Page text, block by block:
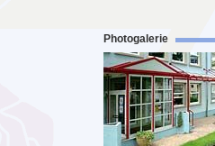
Photogalerie